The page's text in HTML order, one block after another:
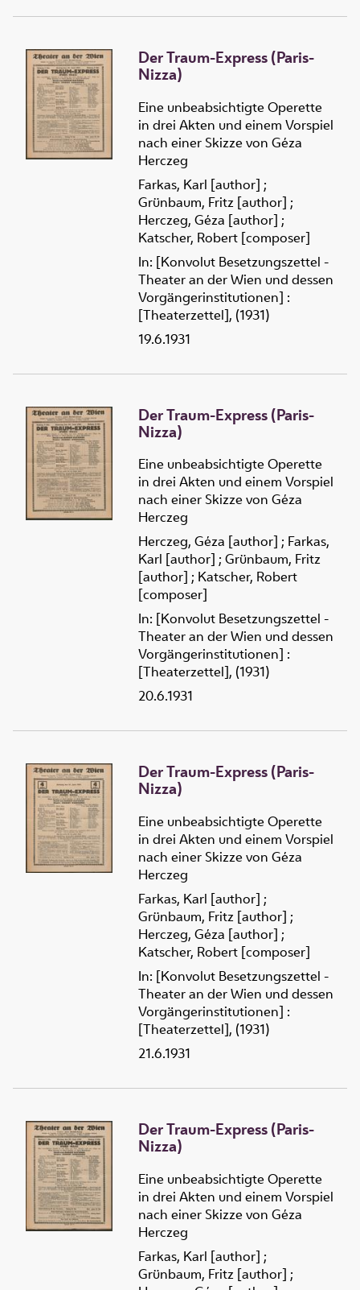
Der Traum-Express (Paris-
Nizza)
Eine unbeabsichtigte Operette
in drei Akten und einem Vorspiel
nach einer Skizze von Géza
Herczeg
Farkas, Karl [author] ;
Grünbaum, Fritz [author] ;
Herczeg, Géza [author] ;
Katscher, Robert [composer]
In: [Konvolut Besetzungszettel -
Theater an der Wien und dessen
Vorgängerinstitutionen] :
[Theaterzettel], (1931)
19.6.1931
Der Traum-Express (Paris-
Nizza)
Eine unbeabsichtigte Operette
in drei Akten und einem Vorspiel
nach einer Skizze von Géza
Herczeg
Herczeg, Géza [author] ; Farkas,
Karl [author] ; Grünbaum, Fritz
[author] ; Katscher, Robert
[composer]
In: [Konvolut Besetzungszettel -
Theater an der Wien und dessen
Vorgängerinstitutionen] :
[Theaterzettel], (1931)
20.6.1931
Der Traum-Express (Paris-
Nizza)
Eine unbeabsichtigte Operette
in drei Akten und einem Vorspiel
nach einer Skizze von Géza
Herczeg
Farkas, Karl [author] ;
Grünbaum, Fritz [author] ;
Herczeg, Géza [author] ;
Katscher, Robert [composer]
In: [Konvolut Besetzungszettel -
Theater an der Wien und dessen
Vorgängerinstitutionen] :
[Theaterzettel], (1931)
21.6.1931
Der Traum-Express (Paris-
Nizza)
Eine unbeabsichtigte Operette
in drei Akten und einem Vorspiel
nach einer Skizze von Géza
Herczeg
Farkas, Karl [author] ;
Grünbaum, Fritz [author] ;